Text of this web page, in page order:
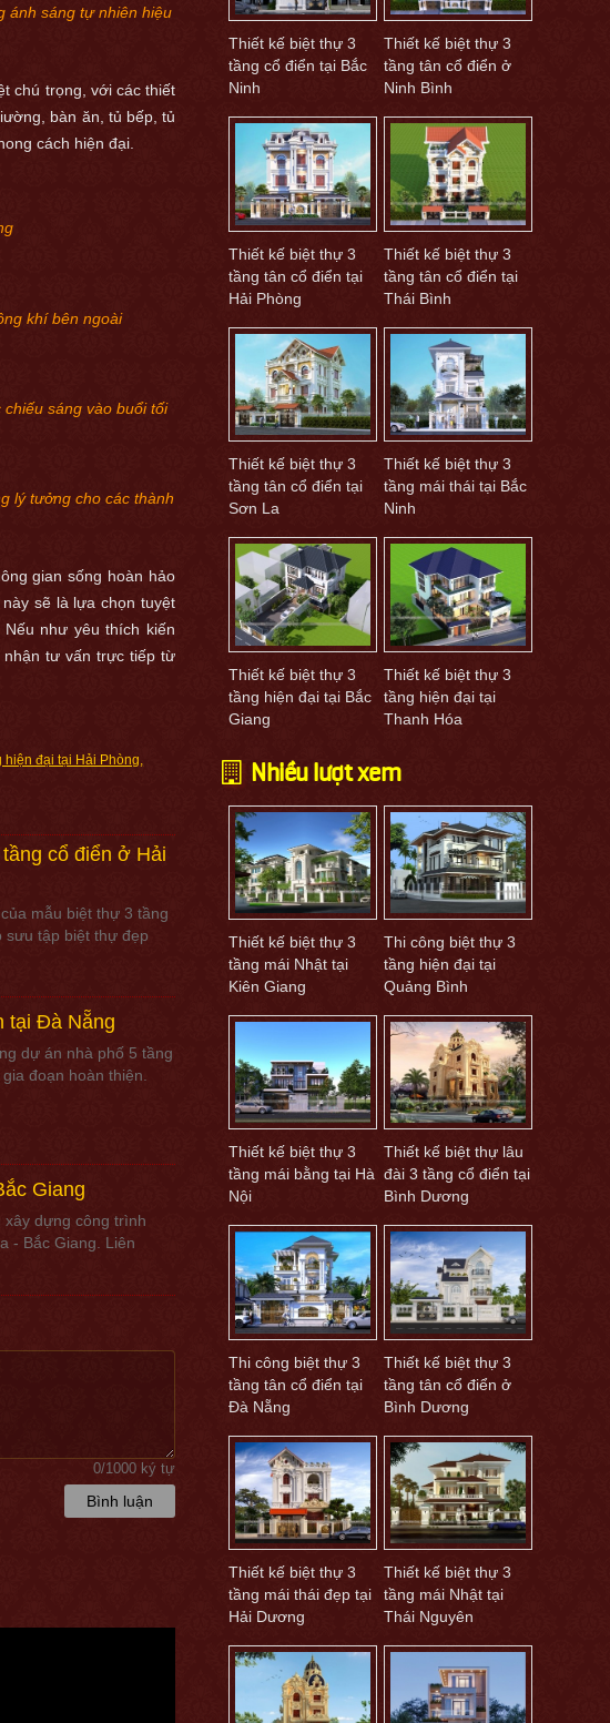
ánh sáng tự nhiên hiệu
chú trọng, với các thiết
bàn ăn, tủ bếp, tủ
cách hiện đại.
khí bên ngoài
sáng vào buổi tối
lý tưởng cho các thành
gian sống hoàn hảo
sẽ là lựa chọn tuyệt
như yêu thích kiến
nhận tư vấn trực tiếp từ
hiện đại tại Hải Phòng
cổ điển ở Hải
mẫu biệt thự 3 tầng
sưu tập biệt thự đẹp
tại Đà Nẵng
dự án nhà phố 5 tầng
đoạn hoàn thiện.
Giang
xây dựng công trình
- Bắc Giang. Liên
0/1000 ký tự
Bình luận
Thiết kế biệt thự 3
tầng cổ điển tại Bắc
Ninh
Thiết kế biệt thự 3
tầng tân cổ điển ở
Ninh Bình
Thiết kế biệt thự 3
tầng tân cổ điển tại
Hải Phòng
Thiết kế biệt thự 3
tầng tân cổ điển tại
Thái Bình
Thiết kế biệt thự 3
tầng tân cổ điển tại
Sơn La
Thiết kế biệt thự 3
tầng mái thái tại Bắc
Ninh
Thiết kế biệt thự 3
tầng hiện đại tại Bắc
Giang
Thiết kế biệt thự 3
tầng hiện đại tại
Thanh Hóa
Nhiều lượt xem
Thiết kế biệt thự 3
tầng mái Nhật tại
Kiên Giang
Thi công biệt thự 3
tầng hiện đại tại
Quảng Bình
Thiết kế biệt thự 3
tầng mái bằng tại Hà
Nội
Thiết kế biệt thự lâu
đài 3 tầng cổ điển tại
Bình Dương
Thi công biệt thự 3
tầng tân cổ điển tại
Đà Nẵng
Thiết kế biệt thự 3
tầng tân cổ điển ở
Bình Dương
Thiết kế biệt thự 3
tầng mái thái đẹp tại
Hải Dương
Thiết kế biệt thự 3
tầng mái Nhật tại
Thái Nguyên
với chúng tôi qua số điện